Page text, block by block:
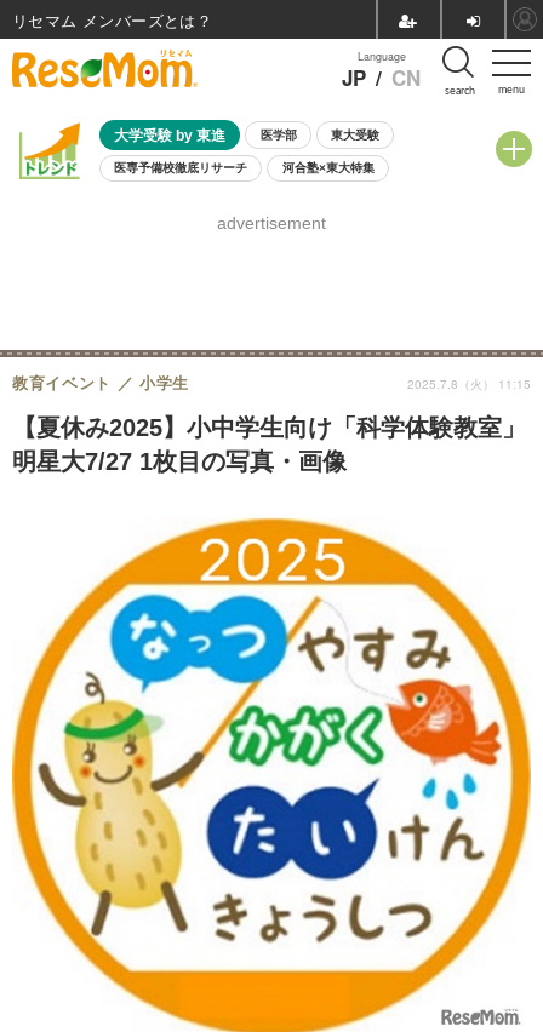
menu
Language
JP / CN search
大学受験 by 東進 医学部 東大受験
医専予備校徹底リサーチ 河合塾×東大特集
8月開催学校説明会・相談会
advertisement
【夏休み2025】小中学生向け「科学体験教室」
明星大7/27 1枚目の写真・画像
教育イベント 小学生 2025.7.8（火） 11:15
リセマム メンバーズ